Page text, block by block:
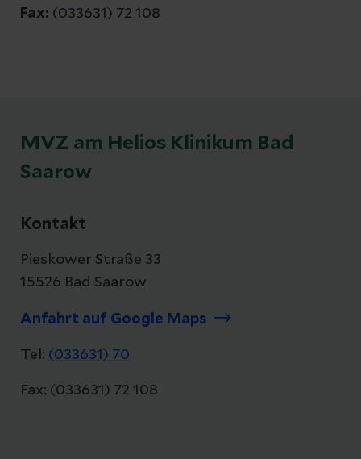
Fax: (033631) 72 108
MVZ am Helios Klinikum Bad
Saarow
Kontakt
Pieskower Straße 33
15526 Bad Saarow
Anfahrt auf Google Maps
Tel: (033631) 70
Fax: (033631) 72 108